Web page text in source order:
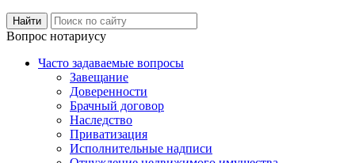
Вопрос нотариусу
Часто задаваемые вопросы
Завещание
Доверенности
Брачный договор
Наследство
Приватизация
Исполнительные надписи